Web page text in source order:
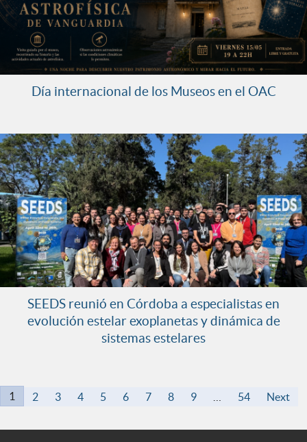
Día internacional de los Museos en el OAC
SEEDS reunió en Córdoba a especialistas en
evolución estelar exoplanetas y dinámica de
sistemas estelares
1 2 3 4 5 6 7 8 9 54 Next